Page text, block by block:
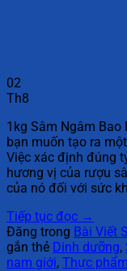
02
Th8
1kg Sâm Ngâm
bạn muốn tạo ra
Việc xác định đúng
hương vị của rượu
của nó đối với sức
Tiếp tục đọc →
Đăng trong Bài Viết
gắn thẻ Dinh dưỡng,
nam giới, Thực phẩm